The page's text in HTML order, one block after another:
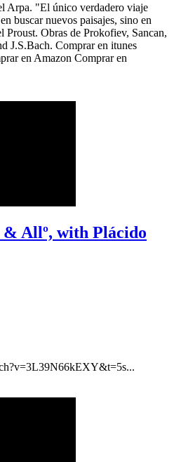
Arpa. "El único verdadero viaje
buscar nuevos paisajes, sino en
Obras de Prokofiev, Sancan,
J.S.Bach. Comprar en itunes
en Amazon Comprar en
Allº, with Plácido